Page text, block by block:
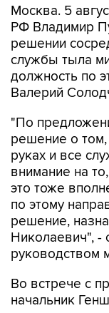
решении
службы тыла
должность по
Валерий
"По
руках и все
внимание на
это тоже
по этому
решение,
Николаевич", -
руководством
Во встрече с
начальники
и "Восток".